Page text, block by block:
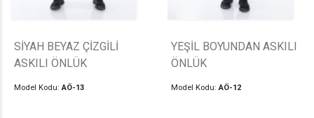
SİYAH BEYAZ ÇİZGİLİ
ASKILI ÖNLÜK
Model Kodu:AÖ-13
YEŞİL BOYUNDAN ASKILI
ÖNLÜK
Model Kodu:AÖ-12